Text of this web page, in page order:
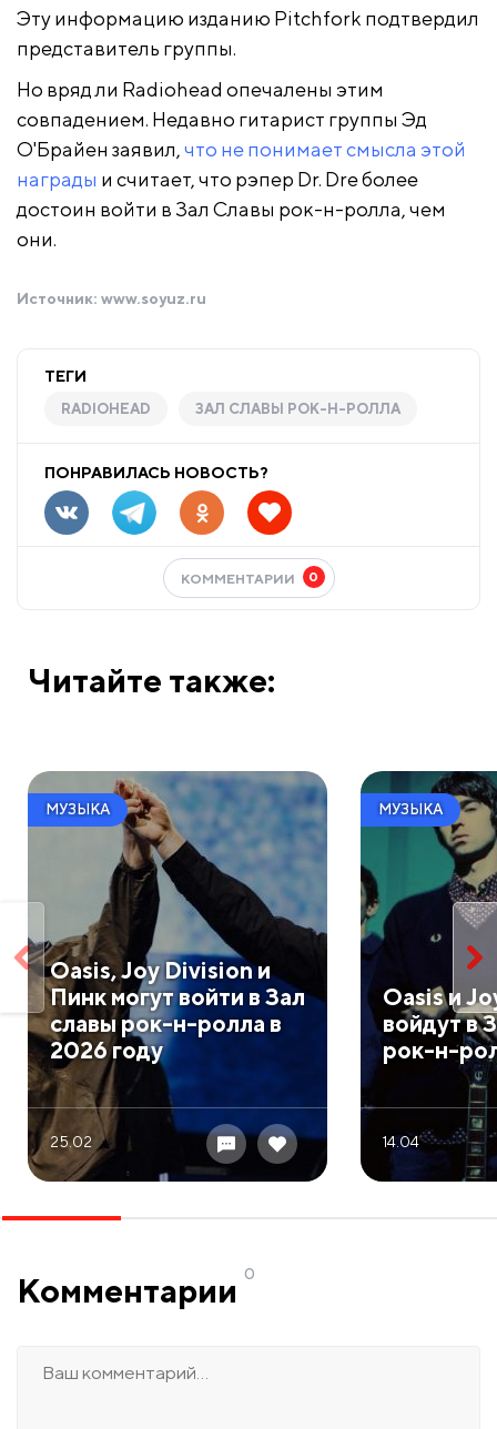
Эту информацию изданию Pitchfork подтвердил
представитель группы.
Но вряд ли Radiohead опечалены этим
совпадением. Недавно гитарист группы Эд
О'Брайен заявил,что не понимает смысла этой
награды и считает, что рэпер Dr. Dre более
достоин войти в Зал Славы рок-н-ролла, чем
они.
Источник: www.soyuz.ru
ТЕГИ
RADIOHEAD ЗАЛ СЛАВЫ РОК-Н-РОЛЛА
ПОНРАВИЛАСЬ НОВОСТЬ?
КОММЕНТАРИИ 0
Читайте также:
МУЗЫКА
Oasis, Joy Division и
Пинк могут войти в Зал
славы рок-н-ролла в
2026 году
25.02
МУЗЫКА
Oasis и
войдут в
рок-н-
14.04
Комментарии 0